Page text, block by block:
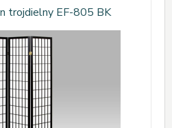
trojdielny EF-805 BK